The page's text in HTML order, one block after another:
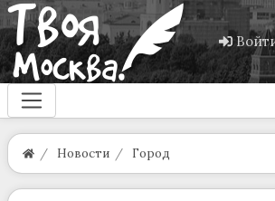
Новости Город